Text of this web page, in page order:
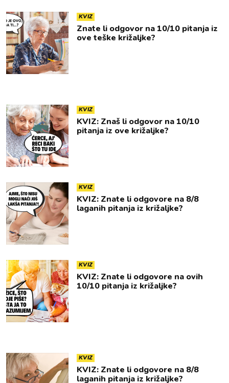
KVIZ
Znate li odgovor na 10/10 pitanja iz
ove teške križaljke?
KVIZ
KVIZ: Znaš li odgovor na 10/10
pitanja iz ove križaljke?
KVIZ
KVIZ: Znate li odgovore na 8/8
laganih pitanja iz križaljke?
KVIZ
KVIZ: Znate li odgovore na ovih
10/10 pitanja iz križaljke?
KVIZ
KVIZ: Znate li odgovore na 8/8
laganih pitanja iz križaljke?